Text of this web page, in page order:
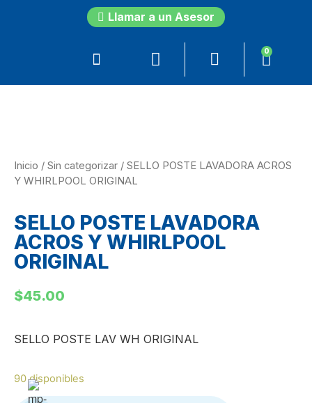
Llamar a un Asesor
0
Inicio / Sin categorizar / SELLO POSTE LAVADORA ACROS
Y WHIRLPOOL ORIGINAL
SELLO POSTE LAVADORA
ACROS Y WHIRLPOOL
ORIGINAL
$45.00
SELLO POSTE LAV WH ORIGINAL
90 disponibles